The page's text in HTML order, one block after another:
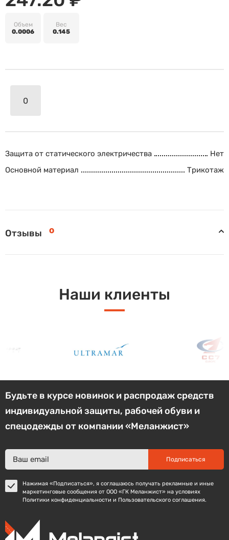
Объем
0.0006
Вес
0.145
Защита от статического электричества
Нет
Основной материал
Трикотаж
Отзывы 0
Наши клиенты
Будьте в курсе новинок и распродаж средств
индивидуальной защиты, рабочей обуви и
спецодежды от компании «Меланжист»
Подписаться
Нажимая «Подписаться», я соглашаюсь получать рекламные и иные
маркетинговые сообщения от ООО «ГК Меланжист» на условиях
Политики конфиденциальности и Пользовательского соглашения.